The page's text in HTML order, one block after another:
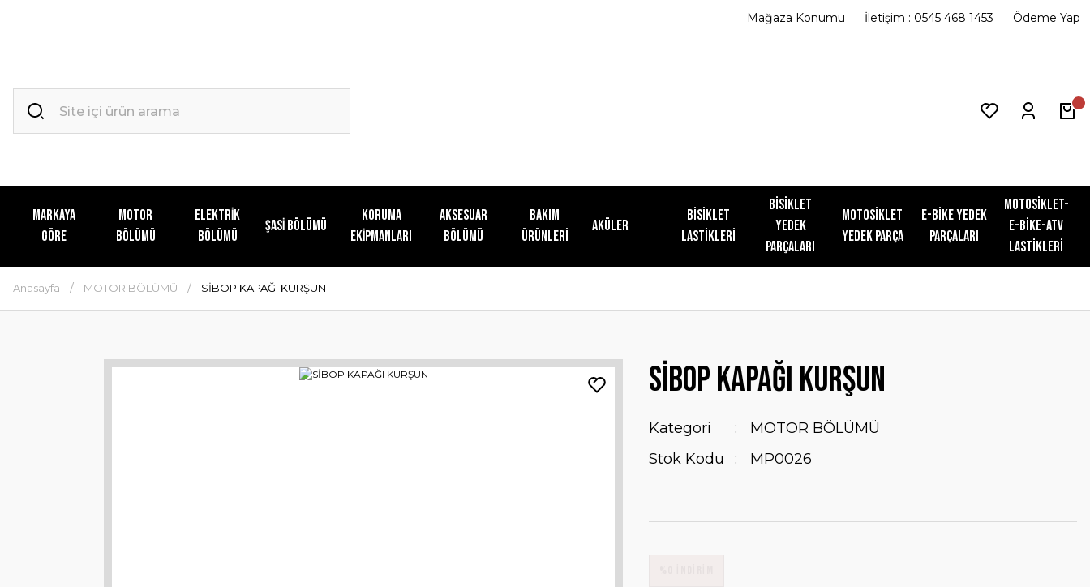
Mağaza Konumu İletişim : 0545 468 1453 Ödeme Yap
MARKAYA
GÖRE
MOTOR
BÖLÜMÜ
ELEKTRİK
BÖLÜMÜ
ŞASİ BÖLÜMÜ
KORUMA
EKİPMANLARI
AKSESUAR
BÖLÜMÜ
Bakım
Ürünleri
Aküler
Bisiklet
Lastikleri
Bisiklet
Yedek
Parçaları
Motosiklet
Yedek Parça
E-Bike Yedek
Parçaları
Motosiklet-
E-Bike-ATV
Lastikleri
Anasayfa MOTOR BÖLÜMÜ SİBOP KAPAĞI KURŞUN
SİBOP KAPAĞI KURŞUN
Kategori
MOTOR BÖLÜMÜ
Stok Kodu
MP0026